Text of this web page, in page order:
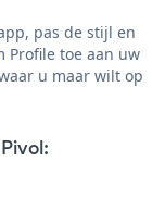
pas de stijl en
Profile toe aan uw
u maar wilt op